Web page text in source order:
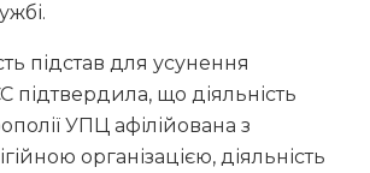
підстав для усунення
що діяльність
УПЦ афілійована з
організацією, діяльність